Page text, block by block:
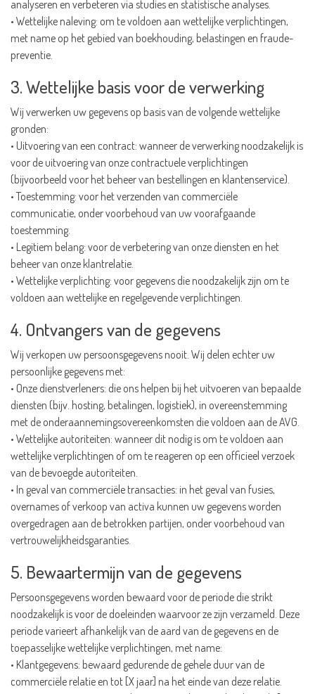
analyseren en verbeteren via studies en statistische analyses.
• Wettelijke naleving: om te voldoen aan wettelijke verplichtingen,
met name op het gebied van boekhouding, belastingen en fraude-
preventie.
3. Wettelijke basis voor de verwerking
Wij verwerken uw gegevens op basis van de volgende wettelijke
gronden:
• Uitvoering van een contract: wanneer de verwerking noodzakelijk is
voor de uitvoering van onze contractuele verplichtingen
(bijvoorbeeld voor het beheer van bestellingen en klantenservice).
• Toestemming: voor het verzenden van commerciële
communicatie, onder voorbehoud van uw voorafgaande
toestemming.
• Legitiem belang: voor de verbetering van onze diensten en het
beheer van onze klantrelatie.
• Wettelijke verplichting: voor gegevens die noodzakelijk zijn om te
voldoen aan wettelijke en regelgevende verplichtingen.
4. Ontvangers van de gegevens
Wij verkopen uw persoonsgegevens nooit. Wij delen echter uw
persoonlijke gegevens met:
• Onze dienstverleners: die ons helpen bij het uitvoeren van bepaalde
diensten (bijv. hosting, betalingen, logistiek), in overeenstemming
met de onderaannemingsovereenkomsten die voldoen aan de AVG.
• Wettelijke autoriteiten: wanneer dit nodig is om te voldoen aan
wettelijke verplichtingen of om te reageren op een officieel verzoek
van de bevoegde autoriteiten.
• In geval van commerciële transacties: in het geval van fusies,
overnames of verkoop van activa kunnen uw gegevens worden
overgedragen aan de betrokken partijen, onder voorbehoud van
vertrouwelijkheidsgaranties.
5. Bewaartermijn van de gegevens
Persoonsgegevens worden bewaard voor de periode die strikt
noodzakelijk is voor de doeleinden waarvoor ze zijn verzameld. Deze
periode varieert afhankelijk van de aard van de gegevens en de
toepasselijke wettelijke verplichtingen, met name:
• Klantgegevens: bewaard gedurende de gehele duur van de
commerciële relatie en tot [X jaar] na het einde van deze relatie.